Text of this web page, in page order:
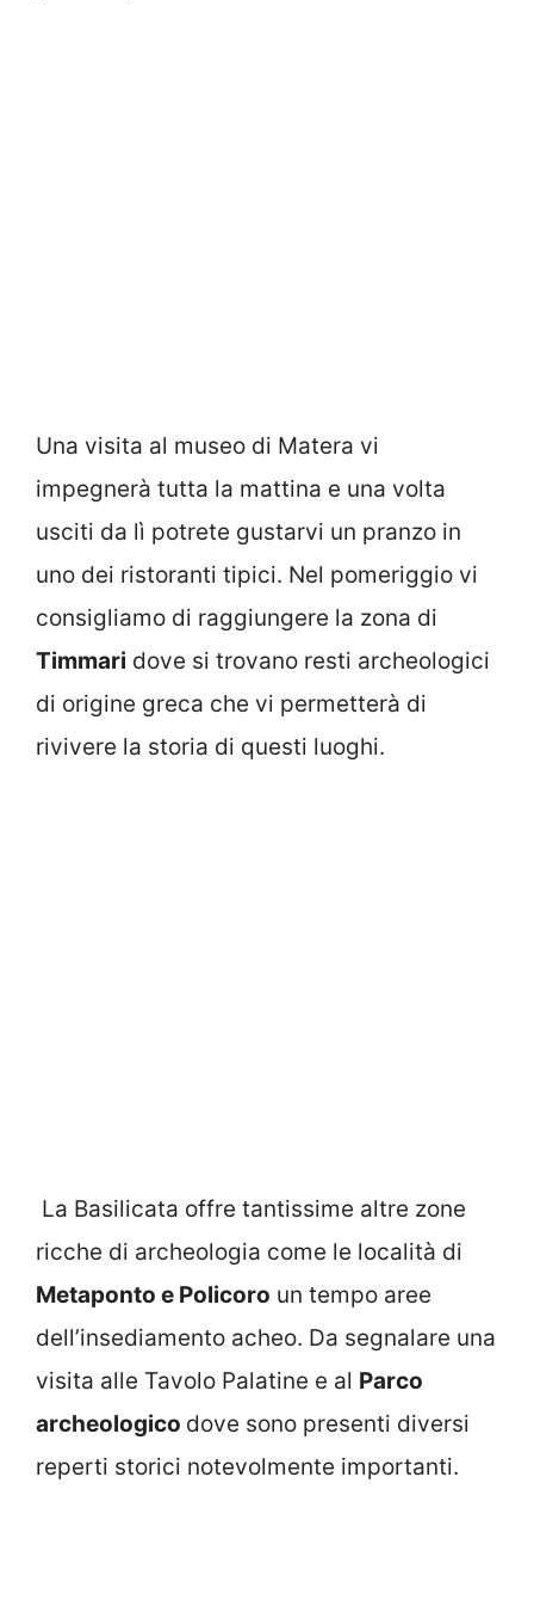
Una visita al museo di Matera vi
impegnerà tutta la mattina e una volta
usciti da lì potrete gustarvi un pranzo in
uno dei ristoranti tipici. Nel pomeriggio vi
consigliamo di raggiungere la zona di
Timmari dove si trovano resti archeologici
di origine greca che vi permetterà di
rivivere la storia di questi luoghi.
La Basilicata offre tantissime altre zone
ricche di archeologia come le località di
Metaponto e Policoro un tempo aree
dell’insediamento acheo. Da segnalare una
visita alle Tavolo Palatine e al Parco
archeologico dove sono presenti diversi
reperti storici notevolmente importanti.